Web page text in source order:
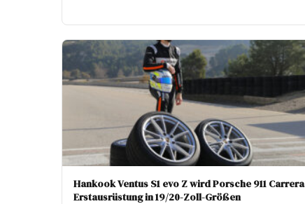
Hankook Ventus S1 evo Z wird Porsche 911 Carrera
Erstausrüstung in 19/20-Zoll-Größen